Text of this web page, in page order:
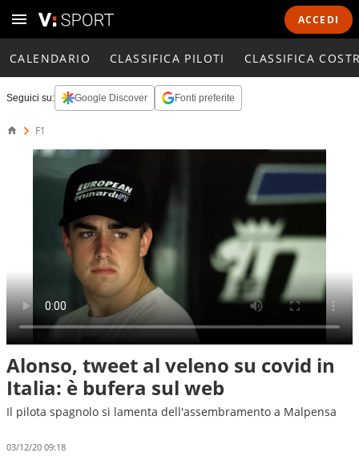
ACCEDI
CALENDARIO CLASSIFICA PILOTI CLASSIFICA
Seguici su: Google Discover Fonti preferite
F1
Alonso, tweet al veleno su covid in
Italia: è bufera sul web
Il pilota spagnolo si lamenta dell'assembramento a Malpensa
03/12/20 09:18